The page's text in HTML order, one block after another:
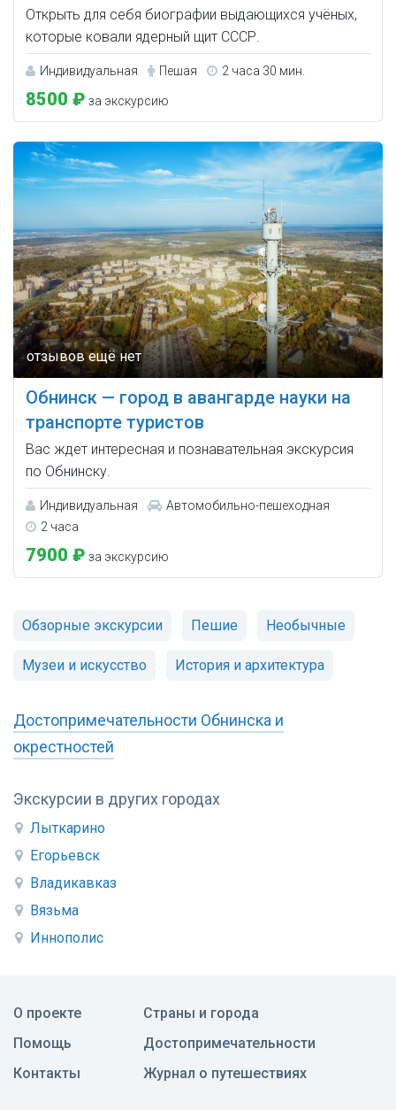
Экскурсии в других городах
Лыткарино
Егорьевск
Владикавказ
Вязьма
Иннополис
Открыть для себя биографии выдающихся учёных,
которые ковали ядерный щит СССР.
Индивидуальная Пешая 2 часа 30 мин.
8500 ₽ за экскурсию
Обнинск — город в авангарде науки на
транспорте туристов
Вас ждет интересная и познавательная экскурсия
по Обнинску.
Индивидуальная
Автомобильно-пешеходная
2 часа
7900 ₽ за экскурсию
Обзорные экскурсии Пешие Необычные
Музеи и искусство История и архитектура
Достопримечательности Обнинска и
окрестностей
О проекте
Помощь
Контакты
Страны и города
Достопримечательности
Журнал о путешествиях